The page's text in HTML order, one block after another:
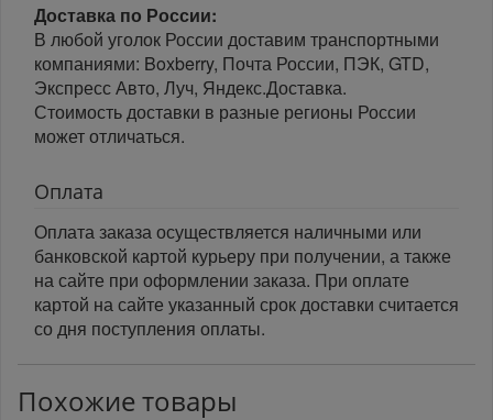
Доставка по России:
В любой уголок России доставим транспортными
компаниями: Boxberry, Почта России, ПЭК, GTD,
Экспресс Авто, Луч, Яндекс.Доставка.
Стоимость доставки в разные регионы России
может отличаться.
Оплата
Оплата заказа осуществляется наличными или
банковской картой курьеру при получении, а также
на сайте при оформлении заказа. При оплате
картой на сайте указанный срок доставки считается
со дня поступления оплаты.
Похожие товары